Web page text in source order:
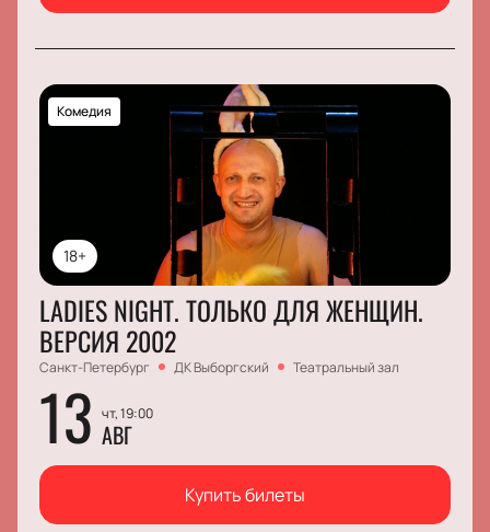
18+
Комедия
LADIES NIGHT. ТОЛЬКО ДЛЯ ЖЕНЩИН.
ВЕРСИЯ 2002
Санкт-Петербург ДК Выборгский Театральный зал
13 чт, 19:00
АВГ
Купить билеты